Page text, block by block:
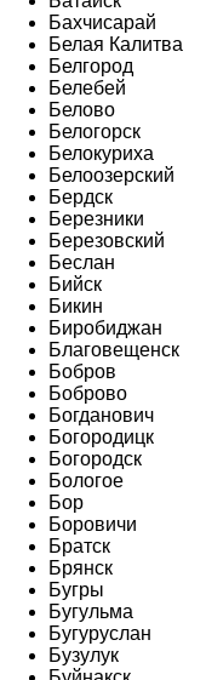
Бахчисарай
Белая Калитва
Белгород
Белебей
Белово
Белогорск
Белокуриха
Белоозерский
Бердск
Березники
Березовский
Беслан
Бийск
Бикин
Биробиджан
Благовещенск
Бобров
Боброво
Богданович
Богородицк
Богородск
Бологое
Бор
Боровичи
Братск
Брянск
Бугры
Бугульма
Бугуруслан
Бузулук